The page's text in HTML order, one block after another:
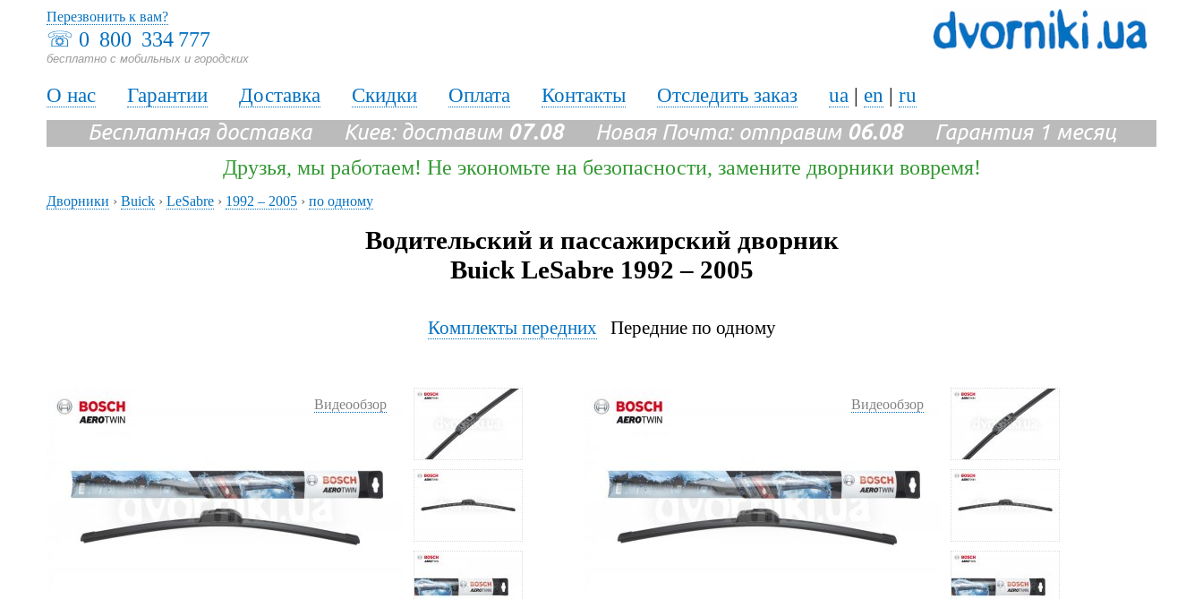
☏ 0 800 334 777
бесплатно с мобильных и городских
Перезвонить к вам?
О нас Гарантии Доставка Скидки Оплата Контакты Отследить заказ ua | en | ru
Бесплатная доставка Киев: доставим 07.08Новая Почта: отправим 06.08Гарантия 1 месяц
Друзья, мы работаем! Не экономьте на безопасности, замените дворники вовремя!
Дворники › Buick › LeSabre › 1992 – 2005 › по одному
Водительский и пассажирский дворник
Buick LeSabre 1992 – 2005
Комплекты переднихПередние по одному
Видеообзор Видеообзор